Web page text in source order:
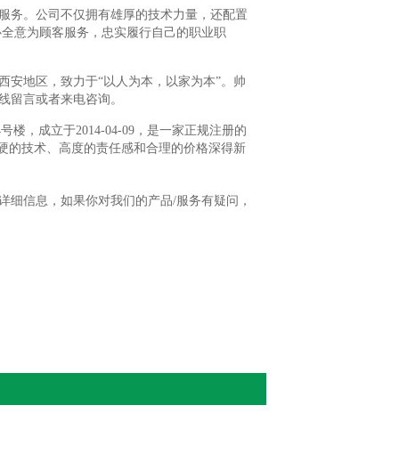
务。公司不仅拥有雄厚的技术力量，还配置
意为顾客服务，忠实履行自己的职业职
安地区，致力于“以人为本，以家为本”。帅
留言或者来电咨询。
楼，成立于2014-04-09，是一家正规注册的
的技术、高度的责任感和合理的价格深得新
信息，如果你对我们的产品/服务有疑问，